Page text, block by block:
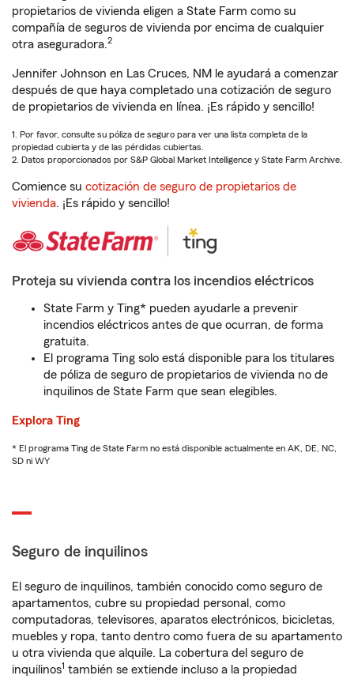
propietarios de vivienda eligen a State Farm como su
compañía de seguros de vivienda por encima de cualquier
otra aseguradora.2
Jennifer Johnson en Las Cruces, NM le ayudará a comenzar
después de que haya completado una cotización de seguro
de propietarios de vivienda en línea. ¡Es rápido y sencillo!
1. Por favor, consulte su póliza de seguro para ver una lista completa de la
propiedad cubierta y de las pérdidas cubiertas.
2. Datos proporcionados por S&P Global Market Intelligence y State Farm Archive.
Comience su cotización de seguro de propietarios de
vivienda. ¡Es rápido y sencillo!
Proteja su vivienda contra los incendios eléctricos
State Farm y Ting* pueden ayudarle a prevenir
incendios eléctricos antes de que ocurran, de forma
gratuita.
El programa Ting solo está disponible para los titulares
de póliza de seguro de propietarios de vivienda no de
inquilinos de State Farm que sean elegibles.
Explora Ting
* El programa Ting de State Farm no está disponible actualmente en AK, DE, NC,
SD ni WY
Seguro de inquilinos
El seguro de inquilinos, también conocido como seguro de
apartamentos, cubre su propiedad personal, como
computadoras, televisores, aparatos electrónicos, bicicletas,
muebles y ropa, tanto dentro como fuera de su apartamento
u otra vivienda que alquile. La cobertura del seguro de
inquilinos1 también se extiende incluso a la propiedad